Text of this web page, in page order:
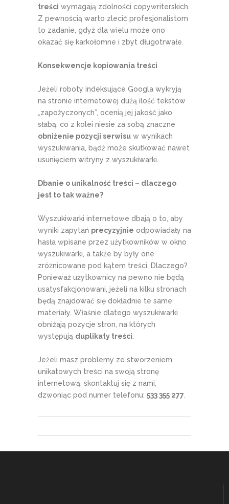
treści wymagają zdolności copywriterskich.
Z pewnością warto zlecić profesjonalistom
to zadanie, gdyż dla wielu może ono
okazać się karkołomne i zbyt długotrwałe.
Konsekwencje kopiowania treści
Jeżeli roboty indeksujące Googla wykryją
na stronie internetowej dużą ilość tekstów
„zapożyczonych”, ocenią jej jakość jako
słabą, co z kolei niesie za sobą znaczne
obniżenie pozycji serwisu w wynikach
wyszukiwania, bądź może skutkować nawet
usunięciem witryny z wyszukiwarki.
Dbanie o unikalność treści – dlaczego
jest to tak ważne?
Wyszukiwarki internetowe dbają o to, aby
wyniki zapytań precyzyjnie odpowiadały na
hasła wpisane przez użytkowników w okno
wyszukiwarki, a także by były one
zróżnicowane pod kątem treści. Dlaczego?
Ponieważ użytkownicy na pewno nie będą
usatysfakcjonowani, jeżeli na kilku stronach
będą znajdować się dokładnie te same
materiały. Właśnie dlatego wyszukiwarki
obniżają pozycje stron, na których
występują duplikaty treści.
Jeżeli masz problemy ze stworzeniem
unikatowych treści na swoją stronę
internetową, skontaktuj się z nami,
dzwoniąc pod numer telefonu: 533 355 277.